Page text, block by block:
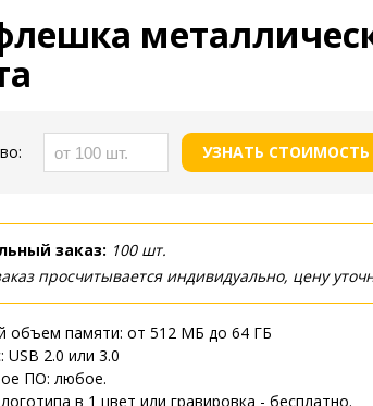
УЗНАТЬ СТОИМОСТЬ
заказ: 100 шт.
просчитывается индивидуально, цену
объем памяти: от 512 МБ до 64 ГБ
2.0 или 3.0
ПО: любое.
в 1 цвет или гравировка - бесплатно.